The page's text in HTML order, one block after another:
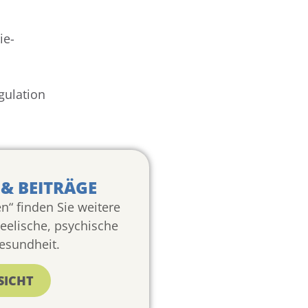
BEITRÄGE
finden Sie weitere
psychische